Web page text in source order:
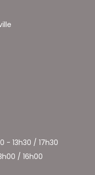
- 13h30 / 17h30
/ 16h00